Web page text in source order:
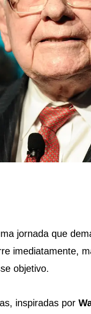
jornada que
imediatamente,
objetivo.
inspiradas por